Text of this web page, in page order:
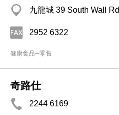
九龍城 39 South Wall Rd
2952 6322
健康食品─零售
奇路仕
2244 6169